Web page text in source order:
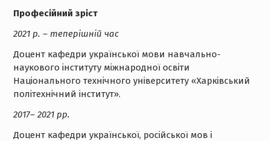
Професійний зріст
2021 р. – теперішній час
Доцент кафедри української мови навчально-
наукового інституту міжнародної освіти
Національного технічного університету «Харківський
політехнічний інститут».
2017– 2021 рр.
Доцент кафедри української, російської мов і